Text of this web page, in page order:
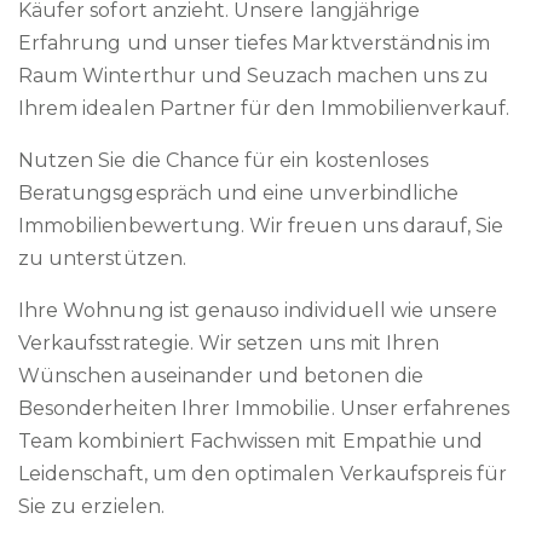
Käufer sofort anzieht. Unsere langjährige
Erfahrung und unser tiefes Marktverständnis im
Raum Winterthur und Seuzach machen uns zu
Ihrem idealen Partner für den Immobilienverkauf.
Nutzen Sie die Chance für ein kostenloses
Beratungsgespräch und eine unverbindliche
Immobilienbewertung. Wir freuen uns darauf, Sie
zu unterstützen.
Ihre Wohnung ist genauso individuell wie unsere
Verkaufsstrategie. Wir setzen uns mit Ihren
Wünschen auseinander und betonen die
Besonderheiten Ihrer Immobilie. Unser erfahrenes
Team kombiniert Fachwissen mit Empathie und
Leidenschaft, um den optimalen Verkaufspreis für
Sie zu erzielen.